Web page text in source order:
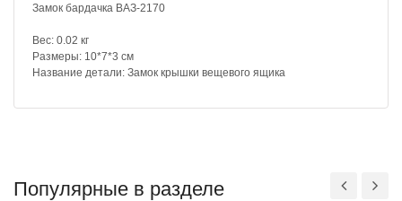
Замок бардачка ВАЗ-2170
Вес: 0.02 кг
Размеры: 10*7*3 см
Название детали: Замок крышки вещевого ящика
Популярные в разделе